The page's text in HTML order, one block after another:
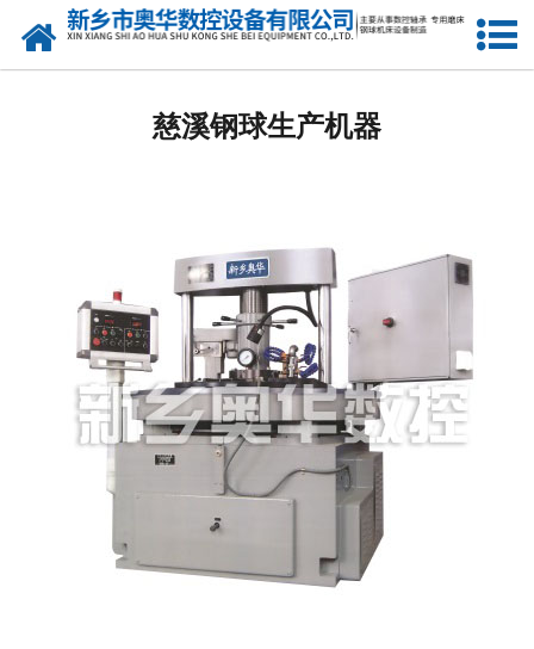
网站首页
慈溪钢球光球机
慈溪立式车床
慈溪3M7770A机床
慈溪镗孔机
慈溪钢球生产机器